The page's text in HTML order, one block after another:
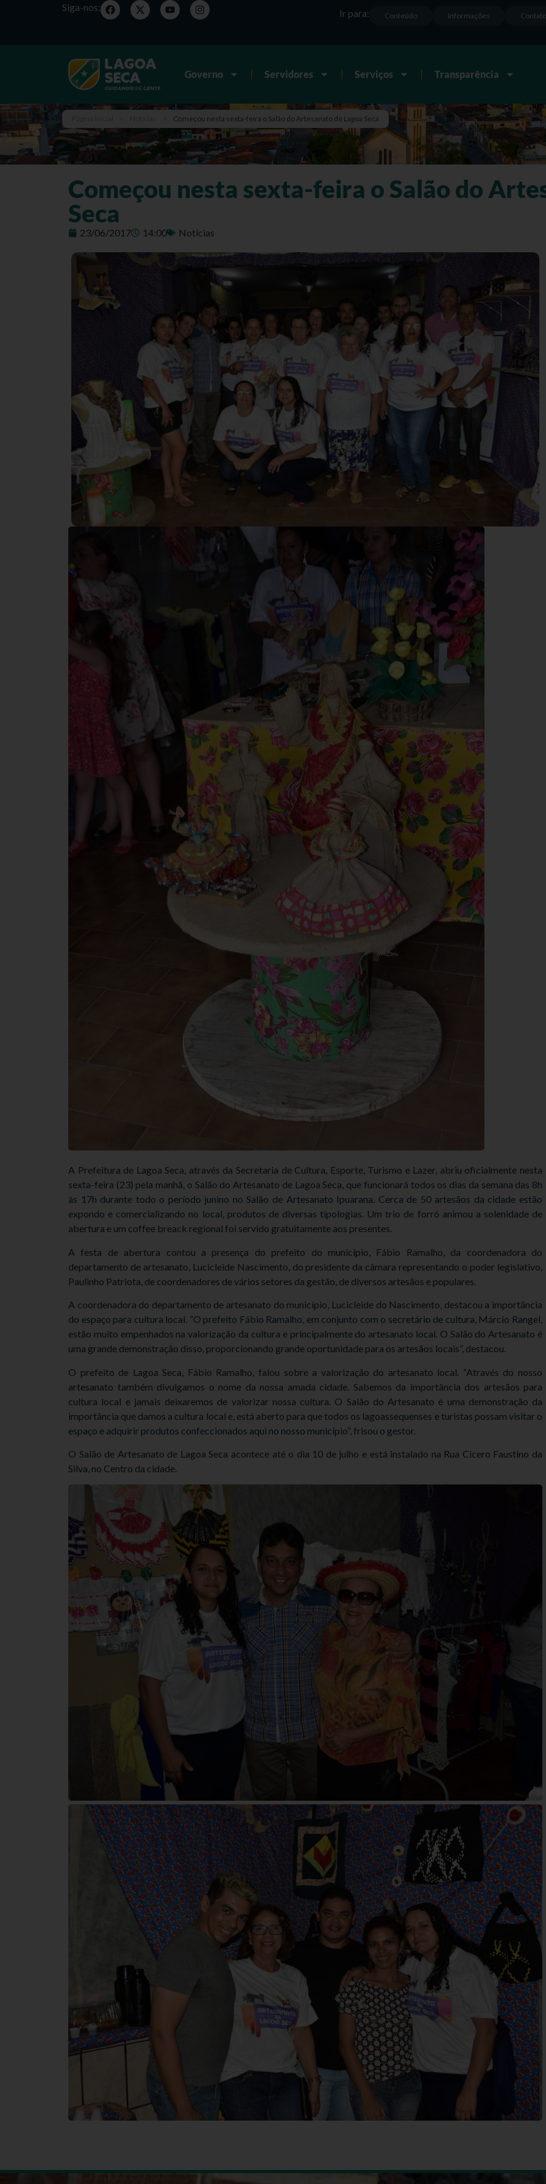
Siga-nos:
Contato
Informações
Conteúdo
Ir para:
Governo Servidores Serviços Transparência
Começou nesta sexta-feira o Salão do Artesanato de Lagoa Seca
Começou nesta sexta-feira o Salão do
Seca
23/06/2017 14:00 Notícias
A Prefeitura de Lagoa Seca, através da Secretaria de Cultura, Esporte, Turismo e Lazer, abriu oficialmente nesta
sexta-feira (23) pela manhã, o Salão do Artesanato de Lagoa Seca, que funcionará todos os dias da semana das 8h
às 17h durante todo o período junino no Salão de Artesanato Ipuarana. Cerca de 50 artesãos da cidade estão
expondo e comercializando no local, produtos de diversas tipologias. Um trio de forró animou a solenidade de
abertura e um coffee breack regional foi servido gratuitamente aos presentes.
A festa de abertura contou a presença do prefeito do município, Fábio Ramalho, da coordenadora do
departamento de artesanato, Lucicleide Nascimento, do presidente da câmara representando o poder legislativo,
Paulinho Patriota, de coordenadores de vários setores da gestão, de diversos artesãos e populares.
A coordenadora do departamento de artesanato do município, Lucicleide do Nascimento, destacou a importância
do espaço para cultura local. “O prefeito Fábio Ramalho, em conjunto com o secretário de cultura, Márcio Rangel,
estão muito empenhados na valorização da cultura e principalmente do artesanato local. O Salão do Artesanato é
uma grande demonstração disso, proporcionando grande oportunidade para os artesãos locais”, destacou.
O prefeito de Lagoa Seca, Fábio Ramalho, falou sobre a valorização do artesanato local. “Através do nosso
artesanato também divulgamos o nome da nossa amada cidade. Sabemos da importância dos artesãos para
cultura local e jamais deixaremos de valorizar nossa cultura. O Salão do Artesanato é uma demonstração da
importância que damos a cultura local e, está aberto para que todos os lagoassequenses e turistas possam visitar o
espaço e adquirir produtos confeccionados aqui no nosso município”, frisou o gestor.
O Salão de Artesanato de Lagoa Seca acontece até o dia 10 de julho e está instalado na Rua Cicero Faustino da
Silva, no Centro da cidade.